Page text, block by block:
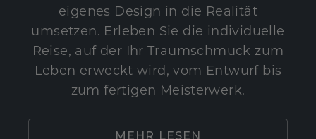
eigenes Design in die Realität
umsetzen. Erleben Sie die individuelle
Reise, auf der Ihr Traumschmuck zum
Leben erweckt wird, vom Entwurf bis
zum fertigen Meisterwerk.
MEHR LESEN